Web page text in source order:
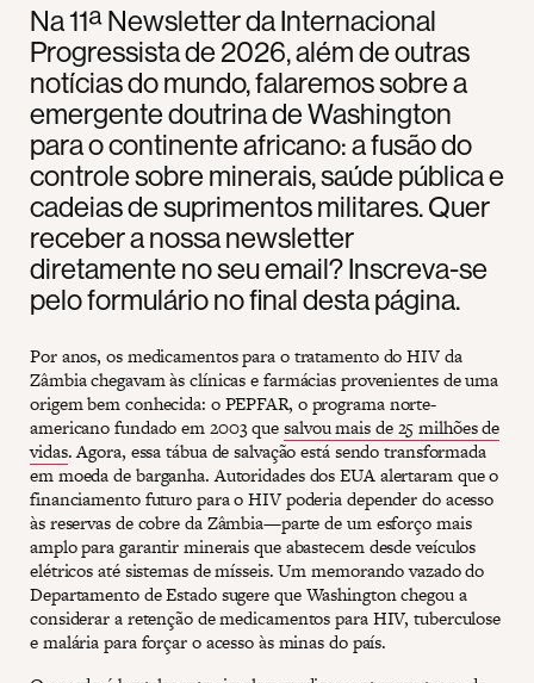
Na 11ª Newsletter da Internacional
Progressista de 2026, além de outras
notícias do mundo, falaremos sobre a
emergente doutrina de Washington
para o continente africano: a fusão do
controle sobre minerais, saúde pública e
cadeias de suprimentos militares. Quer
receber a nossa newsletter
diretamente no seu email? Inscreva-se
pelo formulário no final desta página.
Por anos, os medicamentos para o tratamento do HIV da
Zâmbia chegavam às clínicas e farmácias provenientes de uma
origem bem conhecida: o PEPFAR, o programa norte-
americano fundado em 2003 quesalvou mais de 25 milhões de
vidas. Agora, essa tábua de salvação está sendo transformada
em moeda de barganha. Autoridades dos EUA alertaram que o
financiamento futuro para o HIV poderia depender do acesso
às reservas de cobre da Zâmbia—parte de um esforço mais
amplo para garantir minerais que abastecem desde veículos
elétricos até sistemas de mísseis. Um memorando vazado do
Departamento de Estado sugere que Washington chegou a
considerar a retenção de medicamentos para HIV, tuberculose
e malária para forçar o acesso às minas do país.